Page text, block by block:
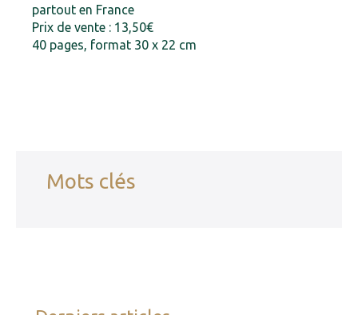
partout en France
Prix de vente : 13,50€
40 pages, format 30 x 22 cm
Mots clés